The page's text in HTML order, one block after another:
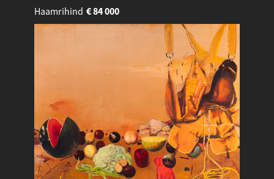
Haamrihind
84 000
€